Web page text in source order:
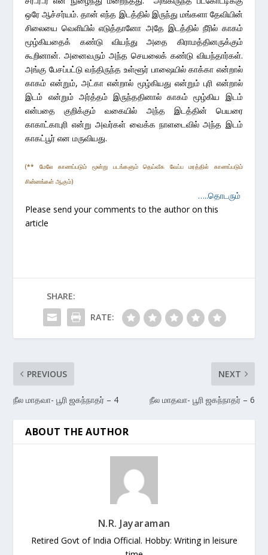
ஒரே ஆச்சர்யம். தான் எந்த இடத்தில் இருந்து மங்களா தேவியின்
சிலையை வெளியில் எடுத்தானோ அதே இடத்தில் நீரில் காகம்
மூழ்கியதைக் கண்டு வியந்து அதை கிராமத்தினருக்கும்
கூறினான். அனைவரும் அந்த செயலைக் கண்டு வியந்தார்கள்.
அங்கு பேசப்பட்டு வந்திருந்த உள்ளூர் பாஷையில் காக்கா என்றால்
காகம் என்றும், அட்கா என்றால் மூழ்கியது என்றும் புரி என்றால்
இடம் என்றும் அர்த்தம் இருந்ததினால் காகம் மூழ்கிய இடம்
என்பதை குறிக்கும் வகையில் அந்த இடத்தின் பெயரை
காகாட்காபுரி என்று அவர்கள் வைக்க நாளடைவில் அந்த இடம்
காகட்பூர் என மருவியது.
(** மேலே காணப்படும் மூன்று படங்களும் தெய்வீக வேப்ப மரத்தில் காணப்படும்
சின்னங்கள் ஆகும்)
…..தொடரும்
Please send your comments to the author on this
article
SHARE:
RATE:
PREVIOUS
நீல மாதவா- பூரி ஜகந்நாதர் – 4
NEXT
நீல மாதவா- பூரி ஜகந்நாதர் – 6
ABOUT THE AUTHOR
N.R. Jayaraman
Retired Govt of India Official. Hobby: Writing in leisure